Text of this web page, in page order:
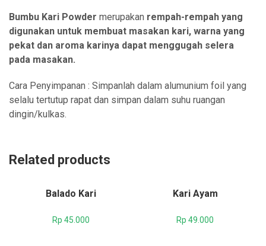
Bumbu Kari Powder merupakan rempah-rempah yang
digunakan untuk membuat masakan kari, warna yang
pekat dan aroma karinya dapat menggugah selera
pada masakan.
Cara Penyimpanan : Simpanlah dalam alumunium foil yang
selalu tertutup rapat dan simpan dalam suhu ruangan
dingin/kulkas.
Related products
Balado Kari
Rp 45.000
Kari Ayam
Rp 49.000